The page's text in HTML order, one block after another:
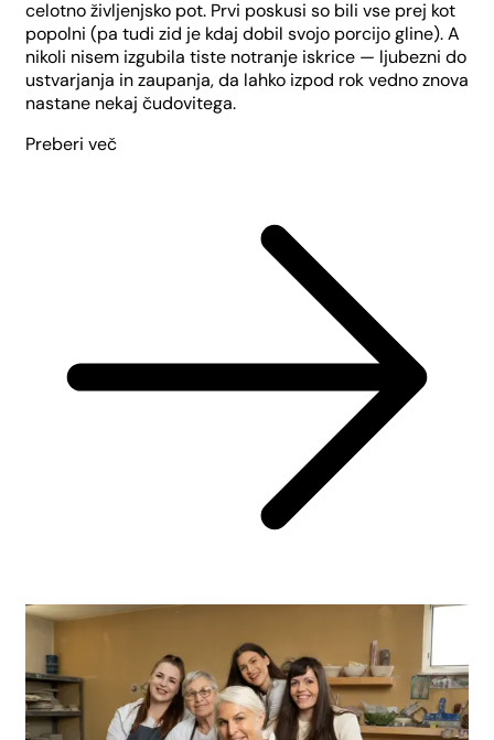
celotno življenjsko pot. Prvi poskusi so bili vse prej kot
popolni (pa tudi zid je kdaj dobil svojo porcijo gline). A
nikoli nisem izgubila tiste notranje iskrice — ljubezni do
ustvarjanja in zaupanja, da lahko izpod rok vedno znova
nastane nekaj čudovitega.
Preberi več